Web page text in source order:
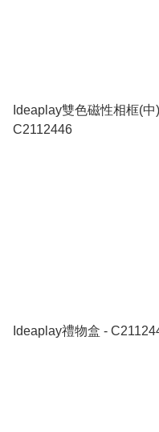
Ideaplay雙色磁性相框(中
C2112446
Ideaplay禮物盒 -